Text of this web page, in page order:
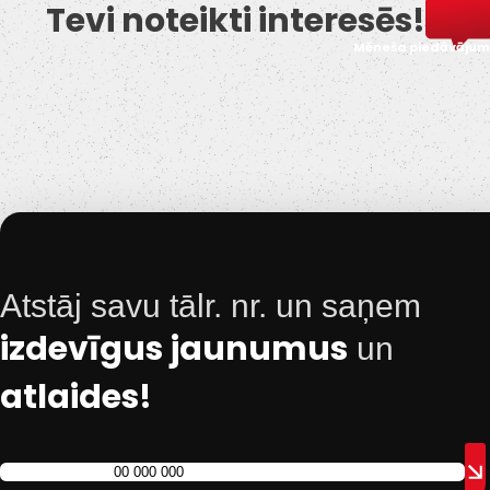
Tevi noteikti interesēs!
Mēneša piedāvājums
Atstāj savu tālr. nr. un saņem
izdevīgus jaunumus un
atlaides!